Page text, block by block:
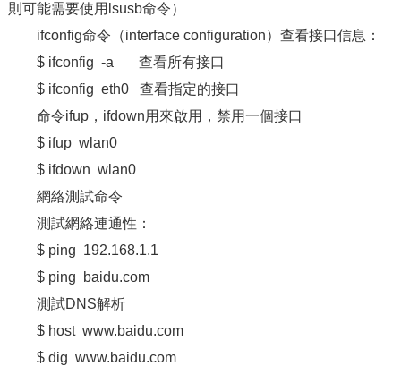
則可能需要使用lsusb命令）
ifconfig命令（interface configuration）查看接口信息：
$ ifconfig -a 查看所有接口
$ ifconfig eth0 查看指定的接口
命令ifup，ifdown用來啟用，禁用一個接口
$ ifup wlan0
$ ifdown wlan0
網絡測試命令
測試網絡連通性：
$ ping 192.168.1.1
$ ping baidu.com
測試DNS解析
$ host www.baidu.com
$ dig www.baidu.com